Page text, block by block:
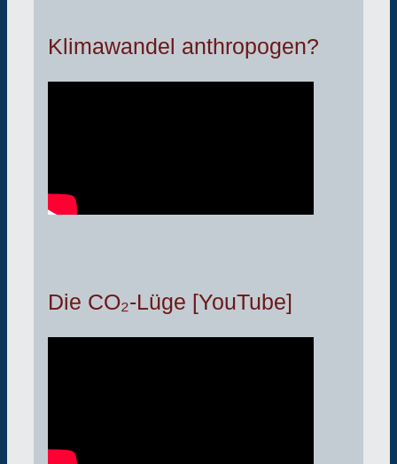
Klimawandel anthropogen?
Die CO₂-Lüge [YouTube]